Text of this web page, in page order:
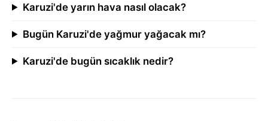
Karuzi'de yarın hava nasıl olacak?
Bugün Karuzi'de yağmur yağacak mı?
Karuzi'de bugün sıcaklık nedir?